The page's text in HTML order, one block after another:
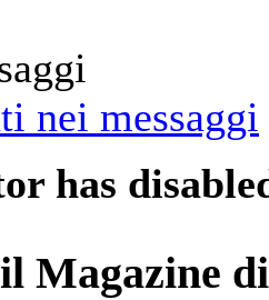
has
Magazine